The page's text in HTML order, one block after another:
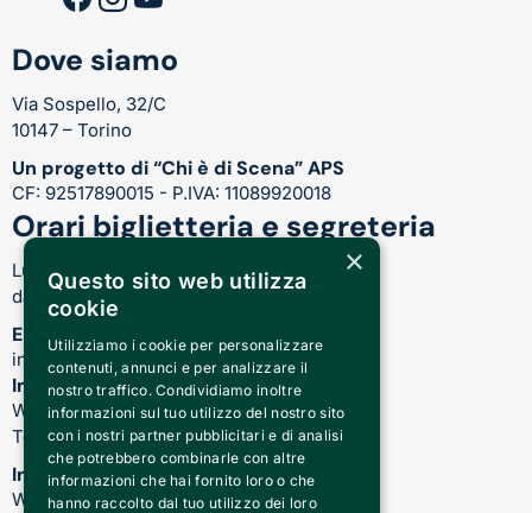
Dove siamo
Via Sospello, 32/C
10147 – Torino
Un progetto di “Chi è di Scena” APS
CF: 92517890015 - P.IVA: 11089920018
Orari biglietteria e segreteria
Lunedì-Venerdì:
dalle 17.00 alle 21.00
Email
info@teatrocardinalmassaia.com
Informazioni su spettacoli e teatro
WhatsApp: 344 410 4477
Telefono: 011 221 6128
Informazioni sui nostri corsi
WhatsApp: 392 150 5130 -
×
Questo sito web utilizza
cookie
Utilizziamo i cookie per personalizzare
contenuti, annunci e per analizzare il
nostro traffico. Condividiamo inoltre
informazioni sul tuo utilizzo del nostro sito
con i nostri partner pubblicitari e di analisi
che potrebbero combinarle con altre
informazioni che hai fornito loro o che
hanno raccolto dal tuo utilizzo dei loro